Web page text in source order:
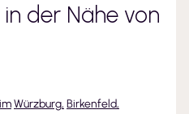
der Nähe von
Würzburg, Birkenfeld,